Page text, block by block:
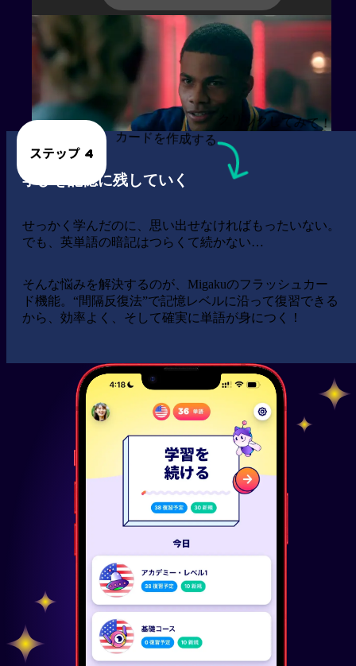
カードを作成する
クリックしてみて！
学びを記憶に残していく
せっかく学んだのに、思い出せなければもったいない。
でも、英単語の暗記はつらくて続かない…
そんな悩みを解決するのが、Migakuのフラッシュカー
ド機能。“間隔反復法”で記憶レベルに沿って復習できる
から、効率よく、そして確実に単語が身につく！
ステップ 4